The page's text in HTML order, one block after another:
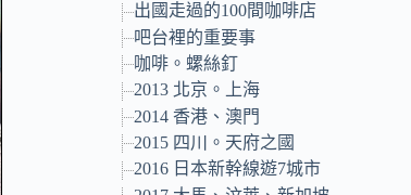
出國走過的100間咖啡店
吧台裡的重要事
咖啡。螺絲釘
2013 北京。上海
2014 香港、澳門
2015 四川。天府之國
2016 日本新幹線遊7城市